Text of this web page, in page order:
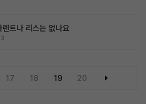
렌트나 리스는 없나요
3
17 18 19 20